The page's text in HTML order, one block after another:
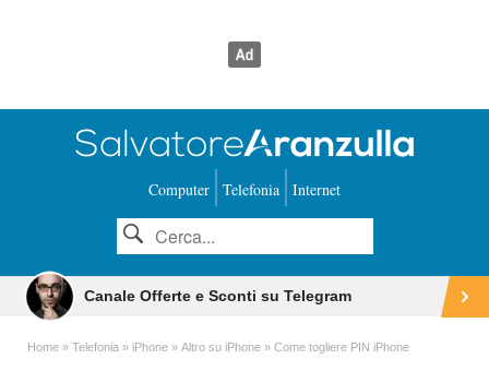
Computer Telefonia Internet
Canale Offerte e Sconti su Telegram
Home Telefonia iPhone Altro su iPhone Come togliere PIN iPhone